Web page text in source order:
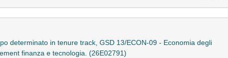
determinato in tenure track, GSD 13/ECON-09 - Economia degli
finanza e tecnologia. (26E02791)